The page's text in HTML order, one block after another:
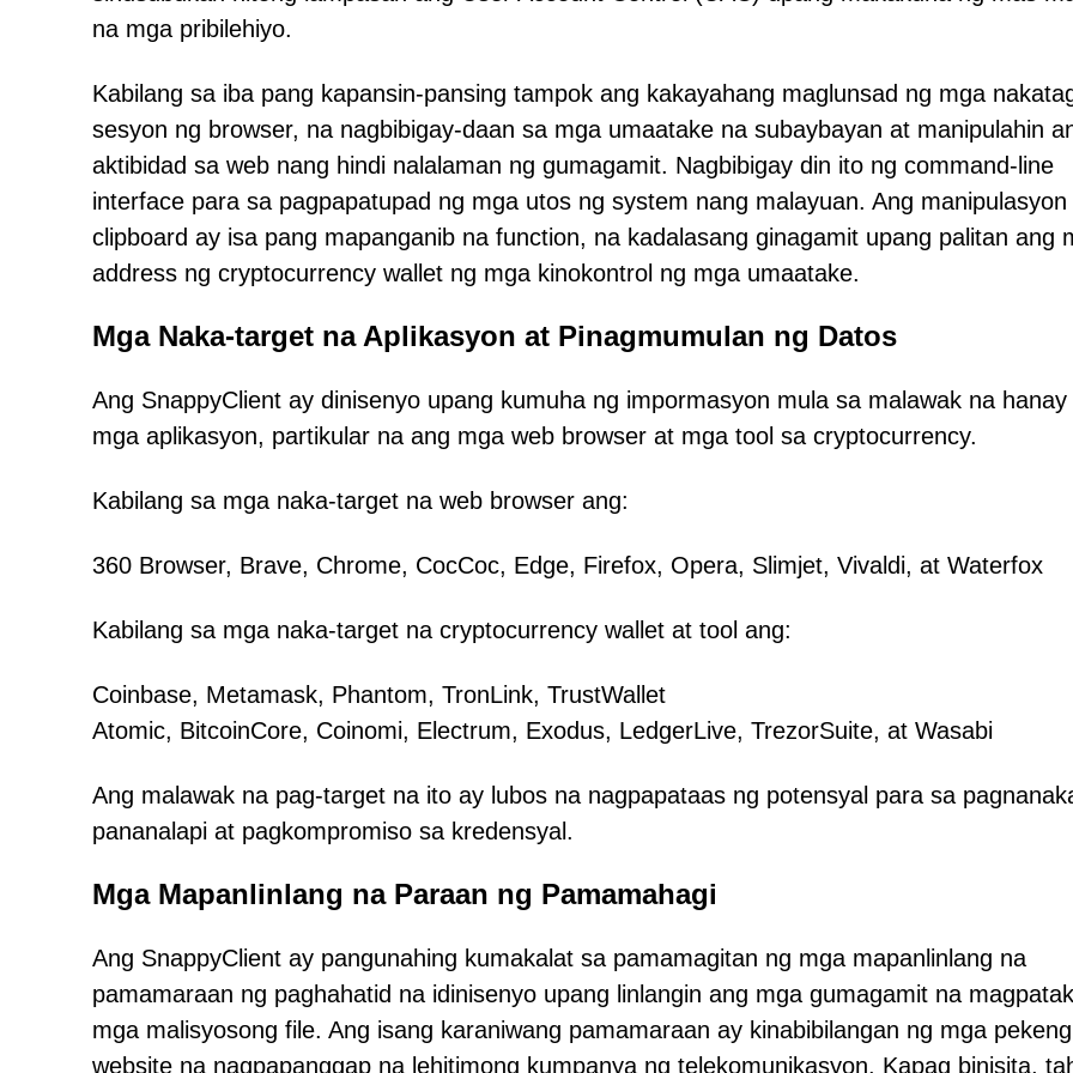
na mga pribilehiyo.
Kabilang sa iba pang kapansin-pansing tampok ang kakayahang maglunsad ng mga
sesyon ng browser, na nagbibigay-daan sa mga umaatake na subaybayan at manipulahin
aktibidad sa web nang hindi nalalaman ng gumagamit. Nagbibigay din ito ng command-line
interface para sa pagpapatupad ng mga utos ng system nang malayuan. Ang manipulasyon
clipboard ay isa pang mapanganib na function, na kadalasang ginagamit upang palitan ang
address ng cryptocurrency wallet ng mga kinokontrol ng mga umaatake.
Mga Naka-target na Aplikasyon at Pinagmumulan ng Datos
Ang SnappyClient ay dinisenyo upang kumuha ng impormasyon mula sa malawak na hanay
mga aplikasyon, partikular na ang mga web browser at mga tool sa cryptocurrency.
Kabilang sa mga naka-target na web browser ang:
360 Browser, Brave, Chrome, CocCoc, Edge, Firefox, Opera, Slimjet, Vivaldi, at Waterfox
Kabilang sa mga naka-target na cryptocurrency wallet at tool ang:
Coinbase, Metamask, Phantom, TronLink, TrustWallet
Atomic, BitcoinCore, Coinomi, Electrum, Exodus, LedgerLive, TrezorSuite, at Wasabi
Ang malawak na pag-target na ito ay lubos na nagpapataas ng potensyal para sa
pananalapi at pagkompromiso sa kredensyal.
Mga Mapanlinlang na Paraan ng Pamamahagi
Ang SnappyClient ay pangunahing kumakalat sa pamamagitan ng mga mapanlinlang na
pamamaraan ng paghahatid na idinisenyo upang linlangin ang mga gumagamit na
mga malisyosong file. Ang isang karaniwang pamamaraan ay kinabibilangan ng mga pekeng
website na nagpapanggap na lehitimong kumpanya ng telekomunikasyon. Kapag binisita,